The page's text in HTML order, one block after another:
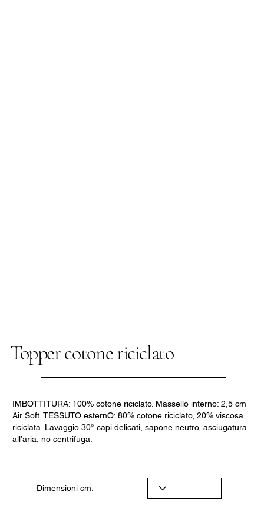
Topper cotone riciclato
IMBOTTITURA: 100% cotone riciclato. Massello interno: 2,5 cm
Air Soft. TESSUTO esternO: 80% cotone riciclato, 20% viscosa
riciclata. Lavaggio 30° capi delicati, sapone neutro, asciugatura
all’aria, no centrifuga.
Dimensioni cm: